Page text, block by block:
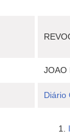
JOAO
Diário